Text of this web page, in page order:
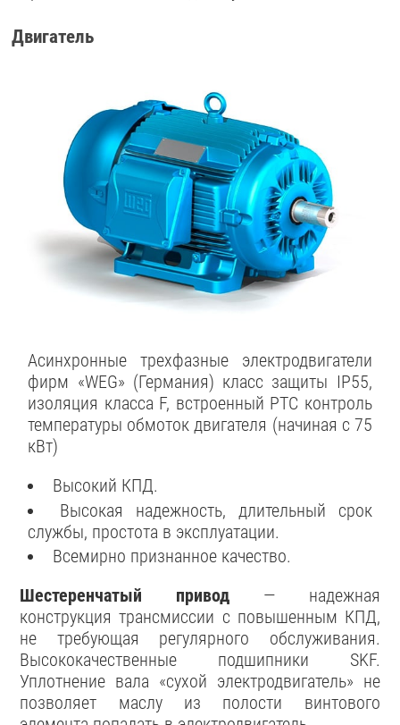
Двигатель
Асинхронные трехфазные электродвигатели
фирм «WEG» (Германия) класс защиты IP55,
изоляция класса F, встроенный РТС контроль
температуры обмоток двигателя (начиная с 75
кВт)
Высокий КПД.
Высокая надежность, длительный срок
службы, простота в эксплуатации.
Всемирно признанное качество.
Шестеренчатый привод — надежная
конструкция трансмиссии с повышенным КПД,
не требующая регулярного обслуживания.
Высококачественные подшипники SKF.
Уплотнение вала «сухой электродвигатель» не
позволяет маслу из полости винтового